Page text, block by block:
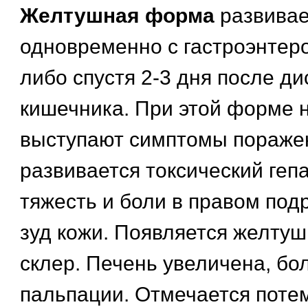
Желтушная форма
одновременно с
либо спустя 2-3 дня после
кишечника. При этой форме
выступают симптомы
развивается токсический
тяжесть и боли в правом
зуд кожи. Появляется
склер. Печень увеличена,
пальпации. Отмечается